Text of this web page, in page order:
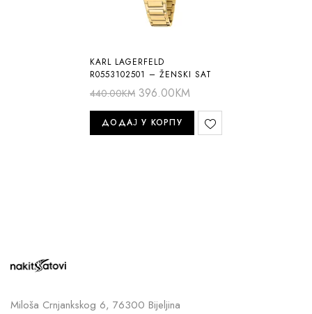
KARL LAGERFELD
R0553102501 – ŽENSKI SAT
440.00KM 396.00KM
ДОДАЈ У КОРПУ
Miloša Crnjankskog 6, 76300 Bijeljina